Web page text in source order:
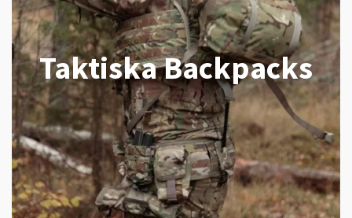
Taktiska Backpacks